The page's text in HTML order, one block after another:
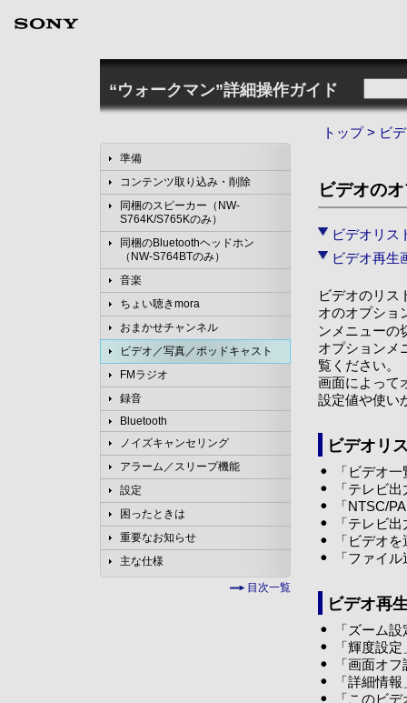
“ウォークマン”詳細操作ガイド
準備
コンテンツ取り込み・削除
同梱のスピーカー（NW-
S764K/S765Kのみ）
同梱のBluetoothヘッドホン
（NW-S764BTのみ）
音楽
ちょい聴きmora
おまかせチャンネル
ビデオ／写真／ポッドキャスト
FMラジオ
録音
Bluetooth
ノイズキャンセリング
アラーム／スリープ機能
設定
困ったときは
重要なお知らせ
主な仕様
目次一覧
トップ> ビ
ビデオの
ビデオリス
ビデオ再生
ビデオのリス
オのオプショ
ンメニューの
オプションメ
覧ください。
画面によって
設定値や使い
ビデオリ
「ビデオ
「テレビ
「NTSC/
「テレビ
「ビデオ
「ファイ
ビデオ再
「ズーム
「輝度設定
「画面オ
「詳細情報
「このビ